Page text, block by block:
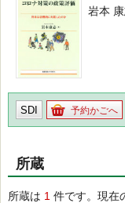
岩本
SDI 予約かごへ
所蔵
所蔵は 1 件です。現在